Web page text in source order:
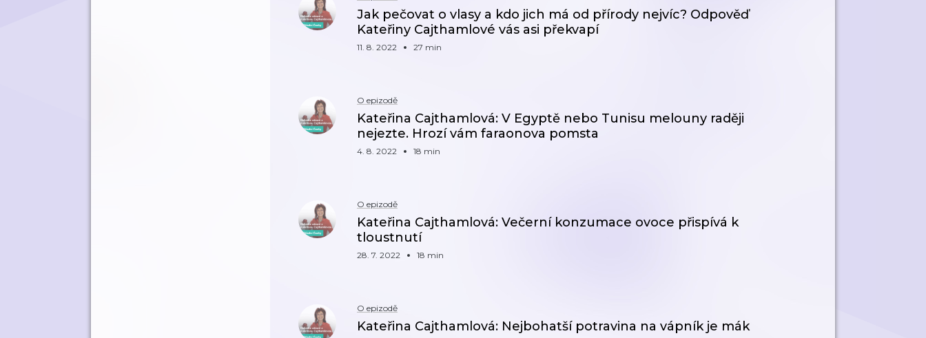
Jak pečovat o vlasy a kdo jich má od přírody nejvíc? Odpověď
Kateřiny Cajthamlové vás asi překvapí
11. 8. 2022 27 min
O epizodě
Kateřina Cajthamlová: V Egyptě nebo Tunisu melouny raději
nejezte. Hrozí vám faraonova pomsta
4. 8. 2022 18 min
O epizodě
Kateřina Cajthamlová: Večerní konzumace ovoce přispívá k
tloustnutí
28. 7. 2022 18 min
O epizodě
Kateřina Cajthamlová: Nejbohatší potravina na vápník je mák